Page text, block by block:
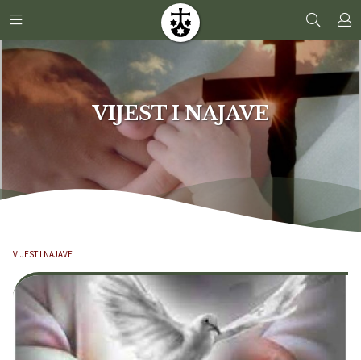
VIJEST I NAJAVE
VIJEST I NAJAVE